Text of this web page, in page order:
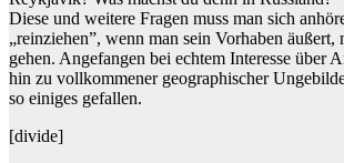
Diese und weitere Fragen muss man sich
„reinziehen”, wenn man sein Vorhaben äußert,
gehen. Angefangen bei echtem Interesse über
hin zu vollkommener geographischer
so einiges gefallen.
[divide]